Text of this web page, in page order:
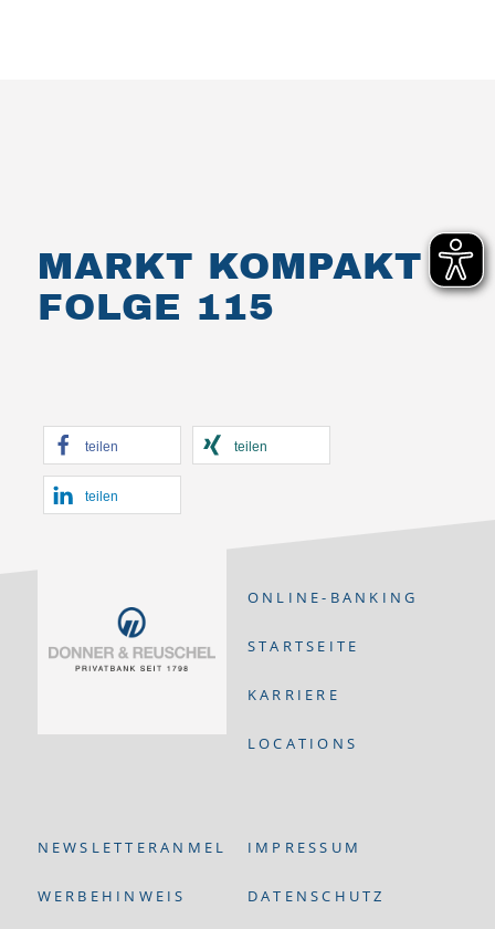
MARKT KOMPAKT
FOLGE 115
teilen teilen
teilen
ONLINE-BANKING
STARTSEITE
KARRIERE
LOCATIONS
NEWSLETTERANMELDUNG
WERBEHINWEIS
IMPRESSUM
DATENSCHUTZ